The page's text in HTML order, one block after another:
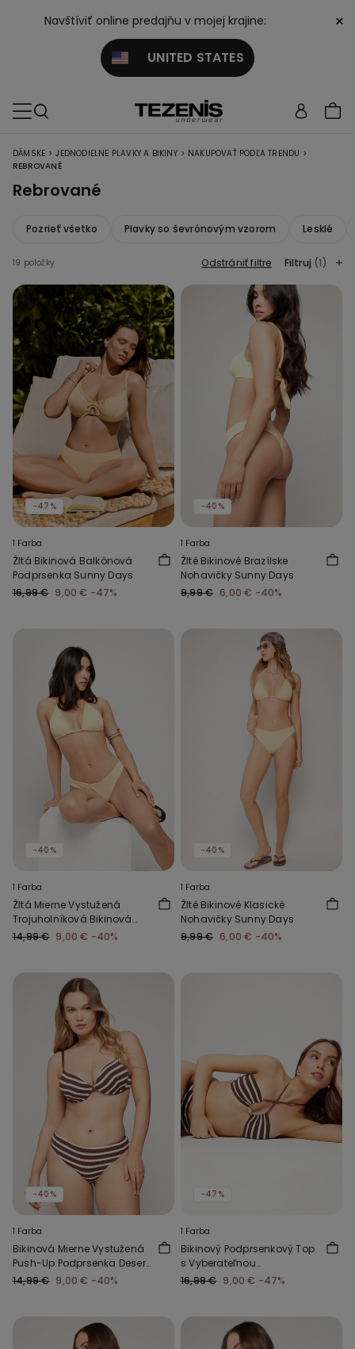
Navštíviť online predajňu v mojej krajine:
UNITED STATES
×
DÁMSKE > JEDNODIELNE PLAVKY A BIKINY > NAKUPOVAŤ PODĽA TRENDU >
REBROVANÉ
Rebrované
Pozrieť všetko Plavky so ševrónovým vzorom Lesklé
19 položky Odstrániť filtre Filtruj (1)
-47%
1 Farba
Žltá Bikinová Balkónová
Podprsenka Sunny Days
16,99 € 9,00 € -47%
-40%
1 Farba
Žlté Bikinové Brazílske
Nohavičky Sunny Days
9,99 € 6,00 € -40%
-40%
1 Farba
Žltá Mierne Vystužená
Trojuholníková Bikinová
Podprsenka Sunny Days
14,99 € 9,00 € -40%
-40%
1 Farba
Žlté Bikinové Klasické
Nohavičky Sunny Days
9,99 € 6,00 € -40%
-40%
1 Farba
Bikinová Mierne Vystužená
Push-Up Podprsenka Desert
Stripes
14,99 € 9,00 € -40%
-47%
1 Farba
Bikinový Podprsenkový Top
s Vyberateľnou
Vypchávkou Desert Stripes
16,99 € 9,00 € -47%